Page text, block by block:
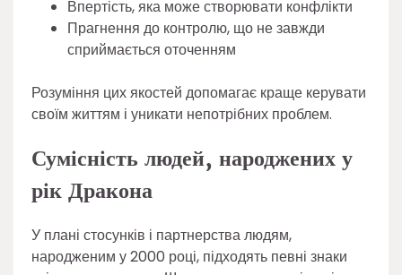
Впертість, яка може створювати конфлікти
Прагнення до контролю, що не завжди
сприймається оточенням
Розуміння цих якостей допомагає краще керувати
своїм життям і уникати непотрібних проблем.
Сумісність людей, народжених у
рік Дракона
У плані стосунків і партнерства людям,
народженим у 2000 році, підходять певні знаки